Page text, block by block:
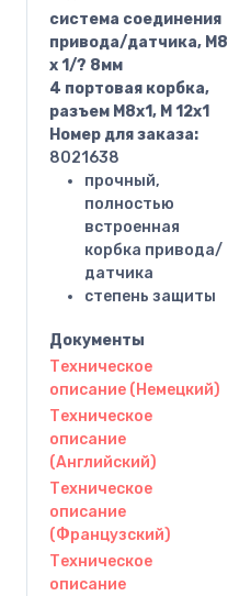
система соединения
привода/датчика, М8
х 1/? 8мм
4 портовая корбка,
разъем М8х1, М 12х1
Номер для заказа:
8021638
прочный,
полностью
встроенная
корбка привода/
датчика
степень защиты
Документы
Техническое
описание (Немецкий)
Техническое
описание
(Английский)
Техническое
описание
(Французский)
Техническое
описание